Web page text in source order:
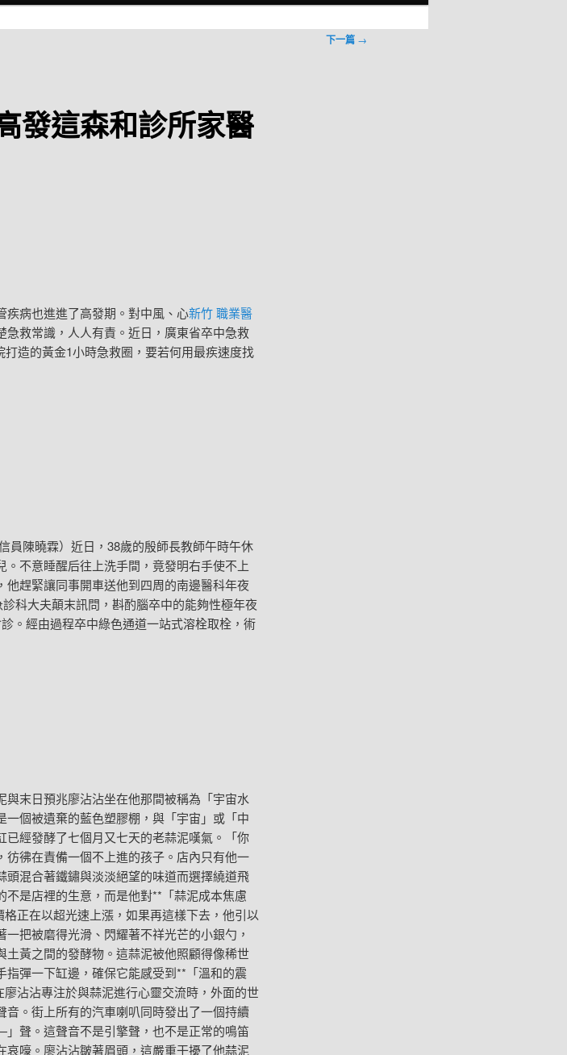
下一篇 →
發這森和診所家醫
病也進進了高發期。對中風、心新竹 職業醫
救常識，人人有責。近日，廣東省卒中急救
造的黃金1小時急救圈，要若何用最疾速度找
陳曉霖）近日，38歲的殷師長教師午時午休
不意睡醒后往上洗手間，竟發明右手使不上
趕緊讓同事開車送他到四周的南邊醫科年夜
科大夫顛末訊問，斟酌腦卒中的能夠性極年夜
。經由過程卒中綠色通道一站式溶栓取栓，術
與末日預兆廖沾沾坐在他那間被稱為「宇宙水
個被遺棄的藍色塑膠棚，與「宇宙」或「中
經發酵了七個月又七天的老蒜泥嘆氣。「你
彿在責備一個不上進的孩子。店內只有他一
混合著鐵鏽與淡淡絕望的味道而選擇繞道飛
是店裡的生意，而是他對**「蒜泥成本焦慮
正在以超光速上漲，如果再這樣下去，他引以
把被磨得光滑、閃耀著不祥光芒的小銀勺，
黃之間的發酵物。這蒜泥被他照顧得像稀世
指彈一下缸邊，確保它能感受到**「溫和的震
沾沾專注於與蒜泥進行心靈交流時，外面的世
。街上所有的汽車喇叭同時發出了一個持續
聲。這聲音不是引擎聲，也不是正常的鳴笛
嚎。廖沾沾皺著眉頭，這嚴重干擾了他蒜泥